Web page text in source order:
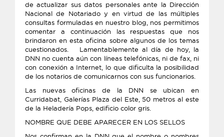
de actualizar sus datos personales ante la Dirección
Nacional de Notariado y en virtud de las múltiples
consultas formuladas en nuestro blog, nos permitimos
comentar a continuación las respuestas que nos
brindaron en esta oficina sobre algunos de los temas
cuestionados. Lamentablemente al día de hoy, la
DNN no cuenta aún con líneas telefónicas, ni de fax, ni
con conexión a Internet, lo que dificulta la posibilidad
de los notarios de comunicarnos con sus funcionarios.
Las nuevas oficinas de la DNN se ubican en
Curridabat, Galerías Plaza del Este, 50 metros al este
de la Heladería Pops, edificio color gris.
NOMBRE QUE DEBE APARECER EN LOS SELLOS